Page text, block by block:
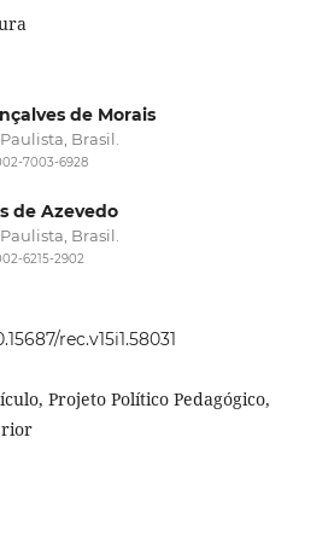
de Morais
Brasil.
7003-6928
de Azevedo
Brasil.
6215-2902
rec.v15i1.58031
Projeto Político Pedagógico,